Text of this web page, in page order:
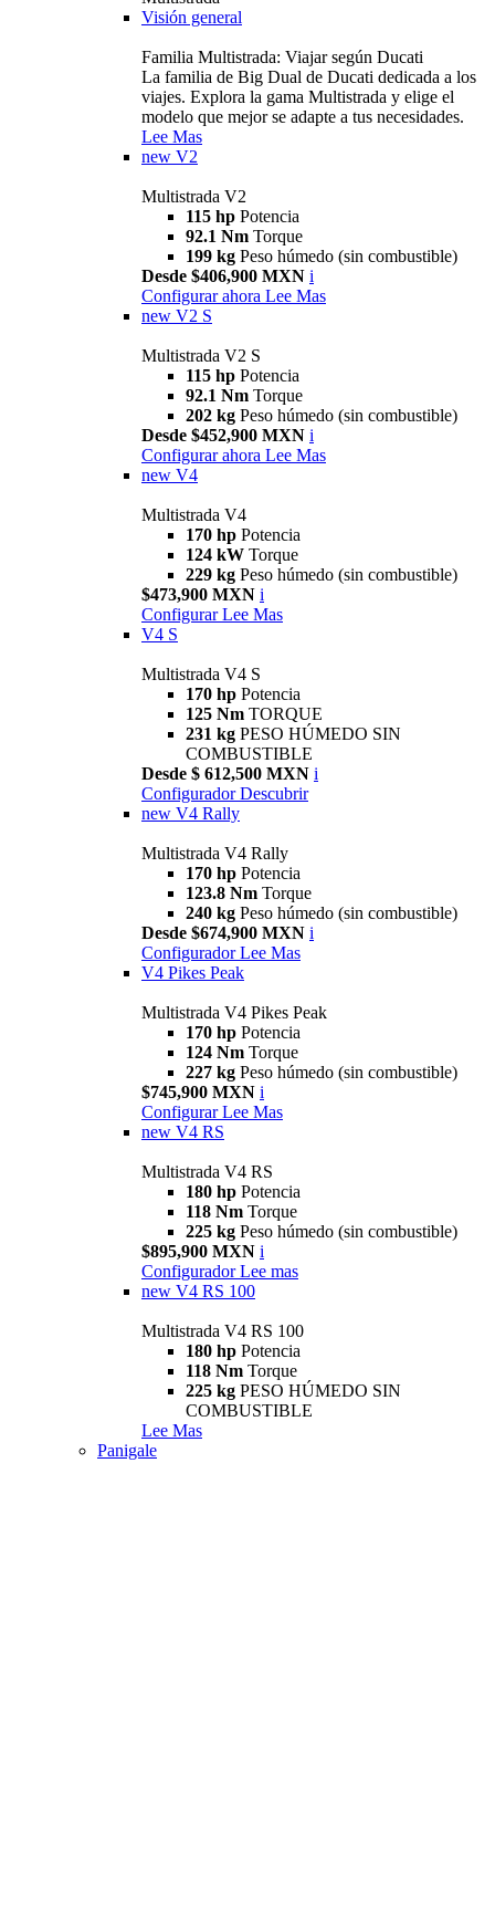
Visión general
Familia Multistrada: Viajar según Ducati
La familia de Big Dual de Ducati dedicada a los
viajes. Explora la gama Multistrada y elige el
modelo que mejor se adapte a tus necesidades.
Lee Mas
new V2
Multistrada V2
115 hp Potencia
92.1 Nm Torque
199 kg Peso húmedo (sin combustible)
Desde $406,900 MXN i
Configurar ahora Lee Mas
new V2 S
Multistrada V2 S
115 hp Potencia
92.1 Nm Torque
202 kg Peso húmedo (sin combustible)
Desde $452,900 MXN i
Configurar ahora Lee Mas
new V4
Multistrada V4
170 hp Potencia
124 kW Torque
229 kg Peso húmedo (sin combustible)
$473,900 MXN i
Configurar Lee Mas
V4 S
Multistrada V4 S
170 hp Potencia
125 Nm TORQUE
231 kg PESO HÚMEDO SIN
COMBUSTIBLE
Desde $ 612,500 MXN i
Configurador Descubrir
new V4 Rally
Multistrada V4 Rally
170 hp Potencia
123.8 Nm Torque
240 kg Peso húmedo (sin combustible)
Desde $674,900 MXN i
Configurador Lee Mas
V4 Pikes Peak
Multistrada V4 Pikes Peak
170 hp Potencia
124 Nm Torque
227 kg Peso húmedo (sin combustible)
$745,900 MXN i
Configurar Lee Mas
new V4 RS
Multistrada V4 RS
180 hp Potencia
118 Nm Torque
225 kg Peso húmedo (sin combustible)
$895,900 MXN i
Configurador Lee mas
new V4 RS 100
Multistrada V4 RS 100
180 hp Potencia
118 Nm Torque
225 kg PESO HÚMEDO SIN
COMBUSTIBLE
Lee Mas
Panigale